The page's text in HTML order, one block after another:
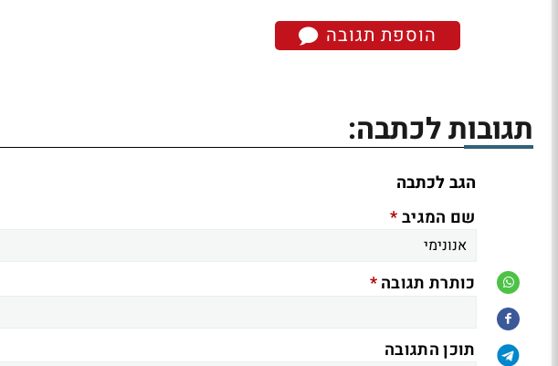
הוספת תגובה
תגובות לכתבה:
הגב לכתבה
שם המגיב*
כותרת תגובה*
תוכן התגובה